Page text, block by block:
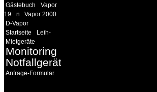
Gästebuch
Vapor
19
n
Vapor 2000
D-Vapor
Startseite
Leih-
Mietgeräte
Monitoring
Notfallgeräte
Anfrage-Formular